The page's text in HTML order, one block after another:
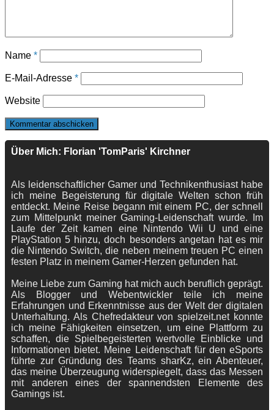
Name *
E-Mail-Adresse *
Website
Über Mich: Florian 'TomParis' Kirchner
Als leidenschaftlicher Gamer und Technikenthusiast habe
ich meine Begeisterung für digitale Welten schon früh
entdeckt. Meine Reise begann mit einem PC, der schnell
zum Mittelpunkt meiner Gaming-Leidenschaft wurde. Im
Laufe der Zeit kamen eine Nintendo Wii U und eine
PlayStation 5 hinzu, doch besonders angetan hat es mir
die Nintendo Switch, die neben meinem treuen PC einen
festen Platz in meinem Gamer-Herzen gefunden hat.
Meine Liebe zum Gaming hat mich auch beruflich geprägt.
Als Blogger und Webentwickler teile ich meine
Erfahrungen und Erkenntnisse aus der Welt der digitalen
Unterhaltung. Als Chefredakteur von spielzeit.net konnte
ich meine Fähigkeiten einsetzen, um eine Plattform zu
schaffen, die Spielbegeisterten wertvolle Einblicke und
Informationen bietet. Meine Leidenschaft für den eSports
führte zur Gründung des Teams sharKz, ein Abenteuer,
das meine Überzeugung widerspiegelt, dass das Messen
mit anderen eines der spannendsten Elemente des
Gamings ist.